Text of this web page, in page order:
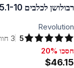
רבולושן לכלבים 5.1-10 ק"ג - חום 3 מנות
Revolution
5
3
חסכו 20%, $46.15
חסכו 20%
$46.15